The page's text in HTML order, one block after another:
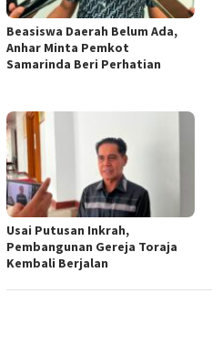
Beasiswa Daerah Belum Ada,
Anhar Minta Pemkot
Samarinda Beri Perhatian
Usai Putusan Inkrah,
Pembangunan Gereja Toraja
Kembali Berjalan